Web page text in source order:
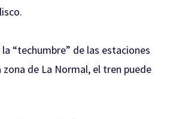
“techumbre” de las estaciones
de La Normal, el tren puede